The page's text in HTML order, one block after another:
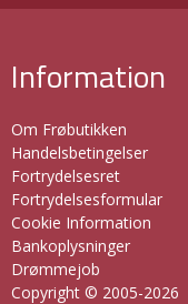
Information
Om Frøbutikken
Handelsbetingelser
Fortrydelsesret
Fortrydelsesformular
Cookie Information
Bankoplysninger
Drømmejob
Copyright © 2005-2026